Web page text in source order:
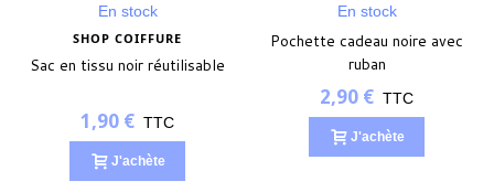
En stock
SHOP COIFFURE
Sac en tissu noir réutilisable
1,90 € TTC
J'achète
En stock
Pochette cadeau noire avec
ruban
2,90 € TTC
J'achète